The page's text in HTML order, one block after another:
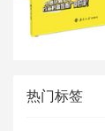
热门标签